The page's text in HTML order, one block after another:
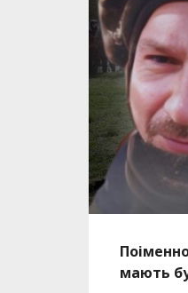
мають